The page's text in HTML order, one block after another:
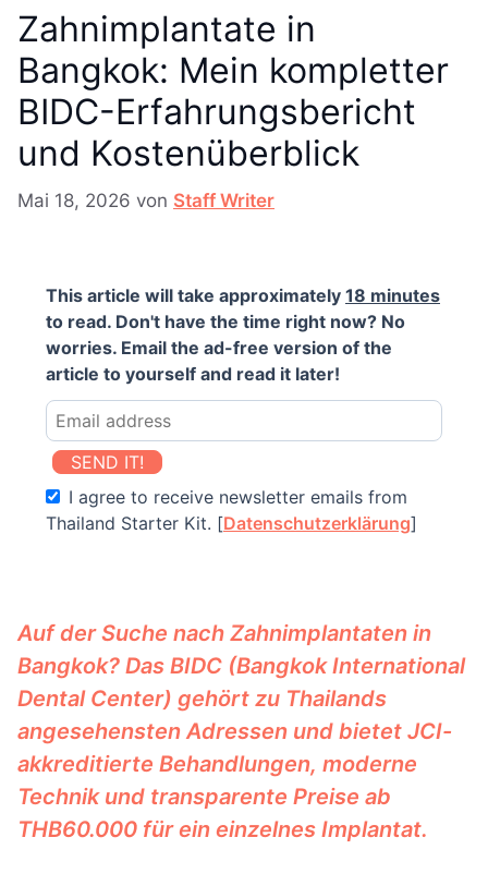
Zahnimplantate in
Bangkok: Mein kompletter
BIDC-Erfahrungsbericht
und Kostenüberblick
Mai 18, 2026 von Staff Writer
This article will take approximately 18 minutes
to read. Don't have the time right now? No
worries. Email the ad-free version of the
article to yourself and read it later!
SEND IT!
I agree to receive newsletter emails from
Thailand Starter Kit. [Datenschutzerklärung]
Auf der Suche nach Zahnimplantaten in
Bangkok? Das BIDC (Bangkok International
Dental Center) gehört zu Thailands
angesehensten Adressen und bietet JCI-
akkreditierte Behandlungen, moderne
Technik und transparente Preise ab
THB60.000 für ein einzelnes Implantat.